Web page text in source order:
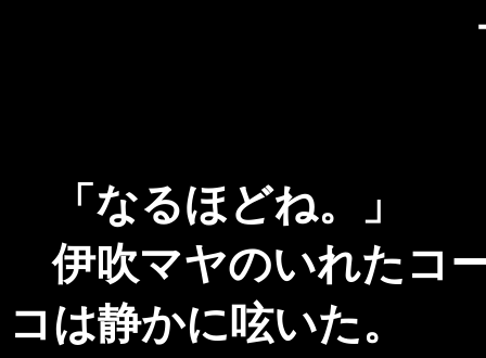
「なるほどね。」
伊吹マヤのいれたコ
コは静かに呟いた。